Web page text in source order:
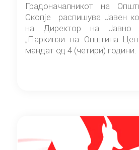
Градоначалникот на
Скопје распишува Јавен
на Директор на Јавно
„Паркинзи на Општина
мандат од 4 (четири) години.